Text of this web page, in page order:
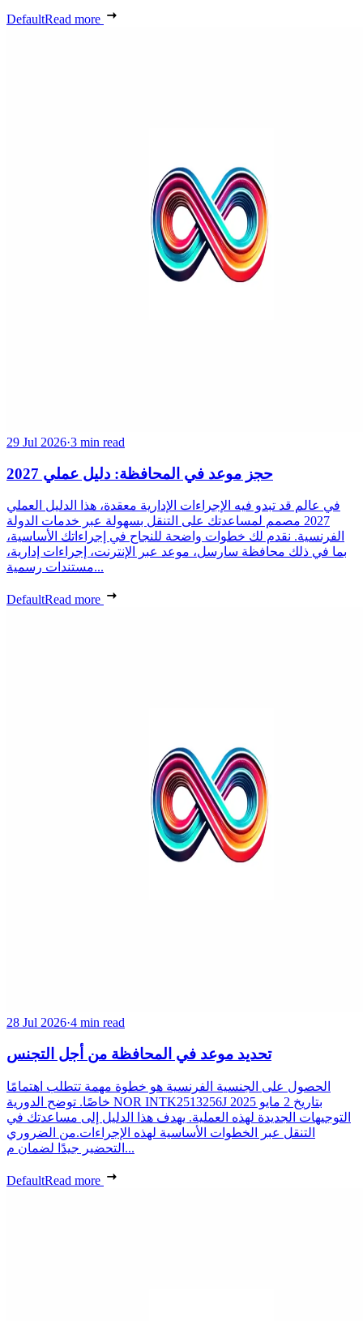
DefaultRead more
29 Jul 2026·3 min read
حجز موعد في المحافظة: دليل عملي 2027
في عالم قد تبدو فيه الإجراءات الإدارية معقدة، هذا الدليل العملي
2027 مصمم لمساعدتك على التنقل بسهولة عبر خدمات الدولة
الفرنسية. نقدم لك خطوات واضحة للنجاح في إجراءاتك الأساسية،
بما في ذلك محافظة سارسل، موعد عبر الإنترنت، إجراءات إدارية،
مستندات رسمية...
DefaultRead more
28 Jul 2026·4 min read
تحديد موعد في المحافظة من أجل التجنس
الحصول على الجنسية الفرنسية هو خطوة مهمة تتطلب اهتمامًا
خاصًا. توضح الدورية NOR INTK2513256J بتاريخ 2 مايو 2025
التوجيهات الجديدة لهذه العملية. يهدف هذا الدليل إلى مساعدتك في
التنقل عبر الخطوات الأساسية لهذه الإجراءات.من الضروري
التحضير جيدًا لضمان م...
DefaultRead more